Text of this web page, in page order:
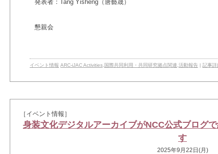
発表者：Tang Yisheng（唐藝晟）
懇親会
イベント情報 ARC-iJAC Activities 国際共同利用・共同研究拠点関連 活動報告 | 記事詳
［イベント情報］
身装文化デジタルアーカイブがNCC公式ブログ
す
2025年9月22日(月)